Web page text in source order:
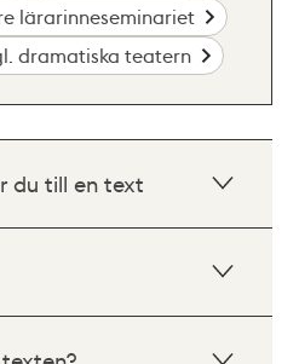
lärarinneseminariet
dramatiska teatern
du till en text